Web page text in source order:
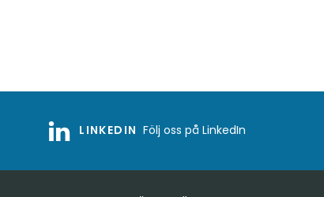
LINKEDIN Följ oss på LinkedIn